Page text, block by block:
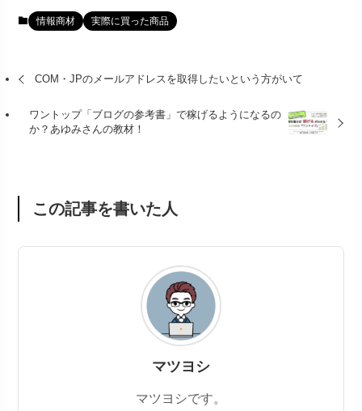
情報商材 実際に買った商品
COM・JPのメールアドレスを取得したいという方がいて
ワントップ「ブログの参考書」で稼げるようになるの
か？あゆみさんの教材！
この記事を書いた人
マツヨシ
マツヨシです。